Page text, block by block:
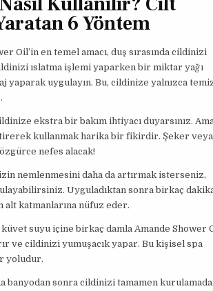
6 Yöntem
Oil’in en temel amacı, duş sırasında cildinizi
ıslatma işlemi yaparken bir miktar yağı
yaparak uygulayın. Bu, cildinize yalnızca
ekstra bir bakım ihtiyacı duyarsınız.
kullanmak harika bir fikirdir. Şeker veya
nefes alacak!
nemlenmesini daha da artırmak isterseniz,
Uyguladıktan sonra birkaç
katmanlarına nüfuz eder.
suyu içine birkaç damla Amande Shower
ve cildinizi yumuşacık yapar. Bu kişisel spa
yoludur.
banyodan sonra cildinizi tamamen